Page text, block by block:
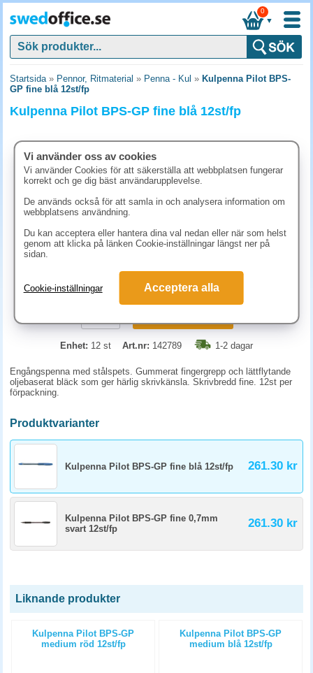
▼
0
Startsida» Pennor, Ritmaterial » Penna - Kul » Kulpenna Pilot BPS-
GP fine blå 12st/fp
Kulpenna Pilot BPS-GP fine blå 12st/fp
261.30 kr (inkl. moms)
Enhet: 12 st Art.nr: 142789 1-2 dagar
Engångspenna med stålspets. Gummerat fingergrepp och lättflytande
oljebaserat bläck som ger härlig skrivkänsla. Skrivbredd fine. 12st per
förpackning.
Produktvarianter
Kulpenna Pilot BPS-GP fine blå 12st/fp 261.30 kr
Kulpenna Pilot BPS-GP fine 0,7mm
svart 12st/fp
261.30 kr
Liknande produkter
Kulpenna Pilot BPS-GP
medium röd 12st/fp
Kulpenna Pilot BPS-GP
medium blå 12st/fp
Vi använder oss av cookies
Vi använder Cookies för att säkerställa att webbplatsen fungerar
korrekt och ge dig bäst användarupplevelse.
De används också för att samla in och analysera information om
webbplatsens användning.
Du kan acceptera eller hantera dina val nedan eller när som helst
genom att klicka på länken Cookie-inställningar längst ner på
sidan.
Cookie-inställningar Acceptera alla